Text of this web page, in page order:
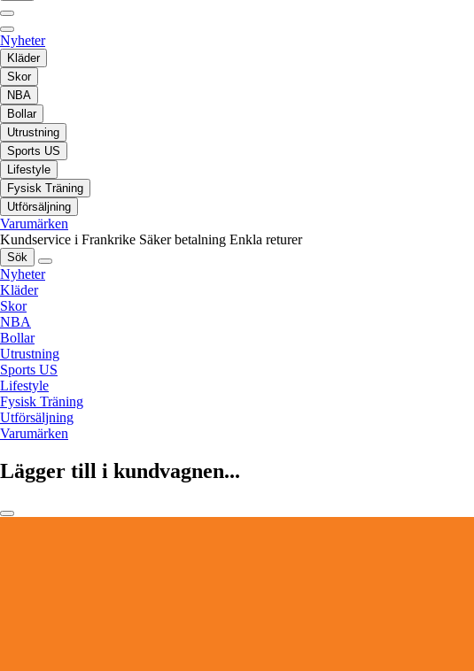
Nyheter
Kläder
Skor
NBA
Bollar
Utrustning
Sports US
Lifestyle
Fysisk Träning
Utförsäljning
Varumärken
Kundservice i Frankrike Säker betalning Enkla returer
Sök
Nyheter
Kläder
Skor
NBA
Bollar
Utrustning
Sports US
Lifestyle
Fysisk Träning
Utförsäljning
Varumärken
Lägger till i kundvagnen...